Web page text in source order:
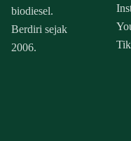
biodiesel.
Berdiri sejak
2006.